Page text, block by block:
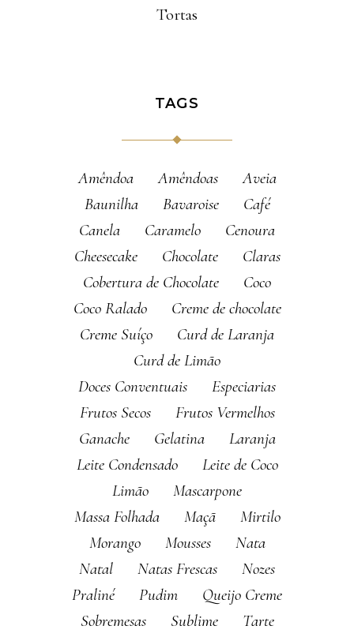
Tortas
TAGS
Amêndoa Amêndoas
Aveia
Baunilha
Bavaroise
Café
Canela
Caramelo
Cenoura
Cheesecake
Chocolate
Claras
Cobertura de Chocolate
Coco
Coco Ralado
Creme de chocolate
Creme Suíço
Curd de Laranja
Curd de Limão
Doces Conventuais
Especiarias
Frutos Secos
Frutos Vermelhos
Ganache
Gelatina
Laranja
Leite Condensado
Leite de Coco
Limão
Mascarpone
Massa Folhada
Maçã
Mirtilo
Morango
Mousses
Nata
Natal
Natas Frescas
Nozes
Praliné
Pudim
Queijo Creme
Sobremesas
Sublime Tarte